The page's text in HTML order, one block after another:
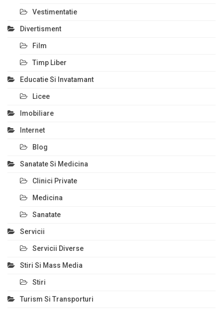
Vestimentatie
Divertisment
Film
Timp Liber
Educatie Si Invatamant
Licee
Imobiliare
Internet
Blog
Sanatate Si Medicina
Clinici Private
Medicina
Sanatate
Servicii
Servicii Diverse
Stiri Si Mass Media
Stiri
Turism Si Transporturi